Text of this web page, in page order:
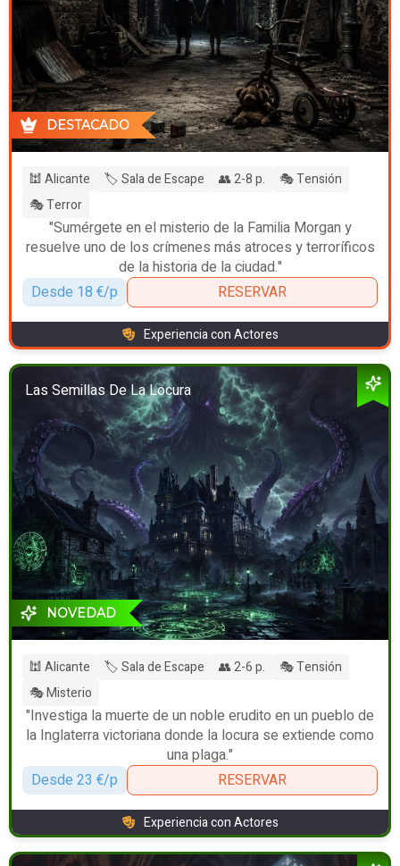
DESTACADO
🕍 Alicante 🏷️ Sala de Escape 👥 2-8 p.
🎭 Tensión
🎭 Terror
"Sumérgete en el misterio de la Familia Morgan y
resuelve uno de los crímenes más atroces y terroríficos
de la historia de la ciudad."
Desde 18 €/p
RESERVAR
Experiencia con Actores
Las Semillas De La Locura
NOVEDAD
🕍 Alicante 🏷️ Sala de Escape 👥 2-6 p.
🎭 Tensión
🎭 Misterio
"Investiga la muerte de un noble erudito en un pueblo de
la Inglaterra victoriana donde la locura se extiende como
una plaga."
Desde 23 €/p
RESERVAR
Experiencia con Actores